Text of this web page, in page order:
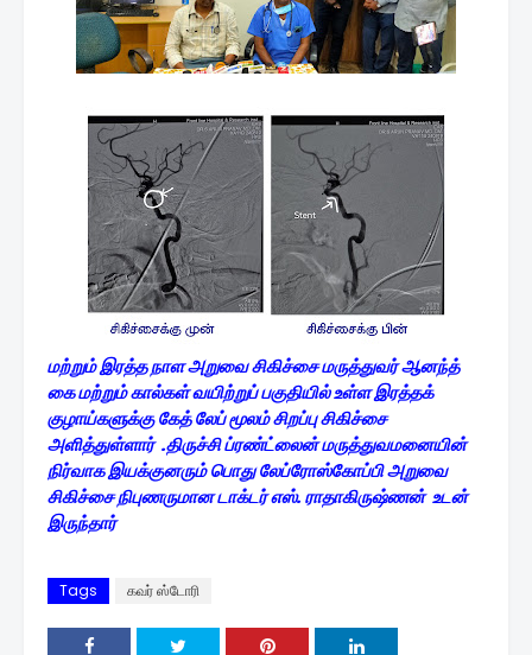
மற்றும் இரத்த நாள அறுவை சிகிச்சை மருத்துவர் ஆனந்த்
கை மற்றும் கால்கள் வயிற்றுப் பகுதியில் உள்ள இரத்தக்
குழாய்களுக்கு கேத் லேப் மூலம் சிறப்பு சிகிச்சை
அளித்துள்ளார் .திருச்சி ப்ரண்ட்லைன் மருத்துவமனையின்
நிர்வாக இயக்குனரும் பொது லேப்ரோஸ்கோப்பி அறுவை
சிகிச்சை நிபுணருமான டாக்டர் எஸ். ராதாகிருஷ்ணன் உடன்
இருந்தார்
Tags கவர் ஸ்டோரி